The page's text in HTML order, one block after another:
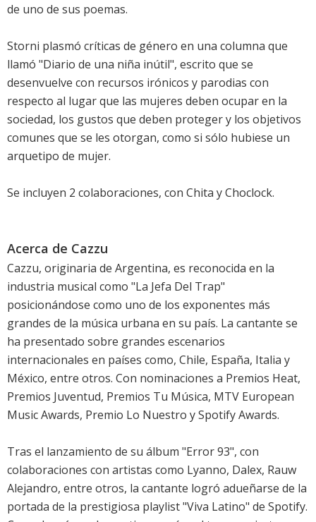
de uno de sus poemas.
Storni plasmó críticas de género en una columna que
llamó "Diario de una niña inútil", escrito que se
desenvuelve con recursos irónicos y parodias con
respecto al lugar que las mujeres deben ocupar en la
sociedad, los gustos que deben proteger y los objetivos
comunes que se les otorgan, como si sólo hubiese un
arquetipo de mujer.
Se incluyen 2 colaboraciones, con Chita y Choclock.
Acerca de Cazzu
Cazzu, originaria de Argentina, es reconocida en la
industria musical como "La Jefa Del Trap"
posicionándose como uno de los exponentes más
grandes de la música urbana en su país. La cantante se
ha presentado sobre grandes escenarios
internacionales en países como, Chile, España, Italia y
México, entre otros. Con nominaciones a Premios Heat,
Premios Juventud, Premios Tu Música, MTV European
Music Awards, Premio Lo Nuestro y Spotify Awards.
Tras el lanzamiento de su álbum "Error 93", con
colaboraciones con artistas como Lyanno, Dalex, Rauw
Alejandro, entre otros, la cantante logró adueñarse de la
portada de la prestigiosa playlist "Viva Latino" de Spotify.